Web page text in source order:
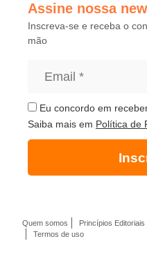
Assine nossa
Inscreva-se e receba o
mão
Eu concordo em
Saiba mais em Política de
Quem somos Princípios Editoriais
Termos de uso